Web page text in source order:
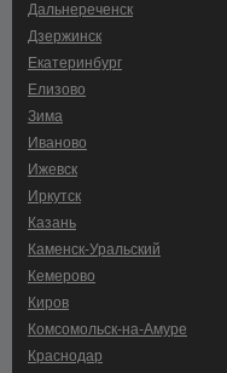
Дальнереченск
Дзержинск
Екатеринбург
Елизово
Зима
Иваново
Ижевск
Иркутск
Казань
Каменск-Уральский
Кемерово
Киров
Комсомольск-на-Амуре
Краснодар